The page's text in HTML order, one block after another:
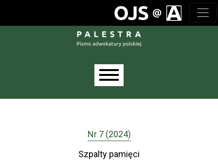
Nr 7 (2024)
Szpalty pamięci